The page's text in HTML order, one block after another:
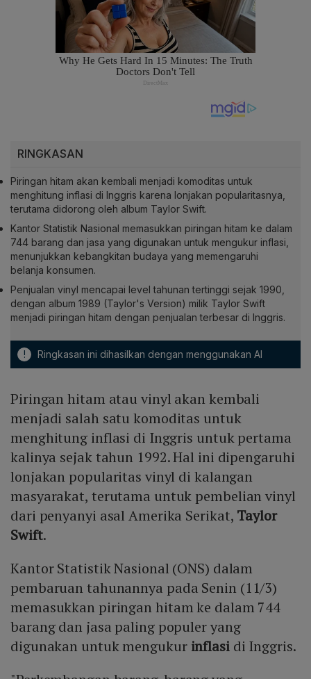
RINGKASAN
Piringan hitam akan kembali menjadi komoditas untuk
menghitung inflasi di Inggris karena lonjakan popularitasnya,
terutama didorong oleh album Taylor Swift.
Kantor Statistik Nasional memasukkan piringan hitam ke dalam
744 barang dan jasa yang digunakan untuk mengukur inflasi,
menunjukkan kebangkitan budaya yang memengaruhi
belanja konsumen.
Penjualan vinyl mencapai level tahunan tertinggi sejak 1990,
dengan album 1989 (Taylor's Version) milik Taylor Swift
menjadi piringan hitam dengan penjualan terbesar di Inggris.
! Ringkasan ini dihasilkan dengan menggunakan AI
Piringan hitam atau vinyl akan kembali
menjadi salah satu komoditas untuk
menghitung inflasi di Inggris untuk pertama
kalinya sejak tahun 1992. Hal ini dipengaruhi
lonjakan popularitas vinyl di kalangan
masyarakat, terutama untuk pembelian vinyl
dari penyanyi asal Amerika Serikat, Taylor
Swift.
Kantor Statistik Nasional (ONS) dalam
pembaruan tahunannya pada Senin (11/3)
memasukkan piringan hitam ke dalam 744
barang dan jasa paling populer yang
digunakan untuk mengukur inflasidi Inggris.